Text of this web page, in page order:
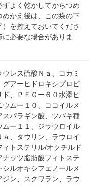
ずよく乾かしてからつめ
めかえ後は、この袋の下
を控えておいてくださ
必要な場合がありま
ウレス硫酸Ｎａ、コカミ
グアーヒドロキシプロピ
、ＰＥＧー６０水添ヒ
ムー１０、ココイルメ
スパラギン酸、ツバキ種
ムー１１、ジラウロイル
、タウリン、ラウロイ
ィトステリル/オクチルド
ッツ脂肪酸フィトステ
シルオキシフェノールメ
ジン、スクワラン、ラウ